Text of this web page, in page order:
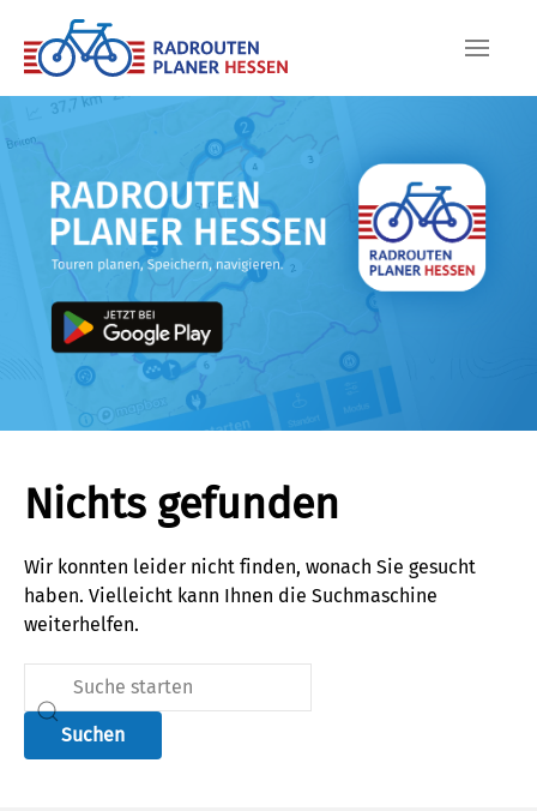
Skip to main content
Nichts gefunden
Wir konnten leider nicht finden, wonach Sie gesucht
haben. Vielleicht kann Ihnen die Suchmaschine
weiterhelfen.
Suchen